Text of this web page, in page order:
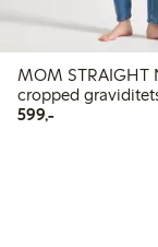
MOM STRAIGHT
cropped
599,-599,00 kr